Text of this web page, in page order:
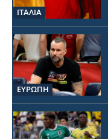
ΙΤΑΛΙΑ
ΕΥΡΩΠΗ